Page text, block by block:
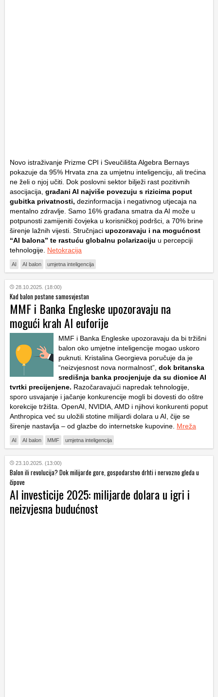
Novo istraživanje Prizme CPI i Sveučilišta Algebra Bernays
pokazuje da 95% Hrvata zna za umjetnu inteligenciju, ali trećina
ne želi o njoj učiti. Dok poslovni sektor bilježi rast pozitivnih
asocijacija, građani AI najviše povezuju s rizicima poput
gubitka privatnosti, dezinformacija i negativnog utjecaja na
mentalno zdravlje. Samo 16% građana smatra da AI može u
potpunosti zamijeniti čovjeka u korisničkoj podršci, a 70% brine
širenje lažnih vijesti. Stručnjaci upozoravaju i na mogućnost
“AI balona” te rastuću globalnu polarizaciju u percepciji
tehnologije. Netokracija
AI AI balon umjetna inteligencija
28.10.2025. (18:00)
Kad balon postane samosvjestan
MMF i Banka Engleske upozoravaju na
mogući krah AI euforije
MMF i Banka Engleske upozoravaju da bi tržišni
balon oko umjetne inteligencije mogao uskoro
puknuti. Kristalina Georgieva poručuje da je
“neizvjesnost nova normalnost”, dok britanska
središnja banka procjenjuje da su dionice AI
tvrtki precijenjene. Razočaravajući napredak tehnologije,
sporo usvajanje i jačanje konkurencije mogli bi dovesti do oštre
korekcije tržišta. OpenAI, NVIDIA, AMD i njihovi konkurenti poput
Anthropica već su uložili stotine milijardi dolara u AI, čije se
širenje nastavlja – od glazbe do internetske kupovine. Mreža
AI AI balon MMF umjetna inteligencija
23.10.2025. (13:00)
Balon ili revolucija? Dok milijarde gore, gospodarstvo drhti i nervozno gleda u
čipove
AI investicije 2025: milijarde dolara u igri i
neizvjesna budućnost